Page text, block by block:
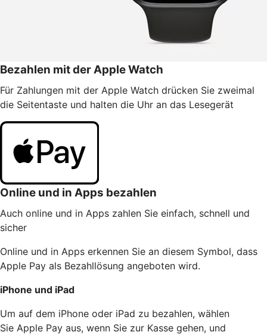
Bezahlen mit der Apple Watch
Für Zahlungen mit der Apple Watch drücken Sie zweimal
die Seitentaste und halten die Uhr an das Lesegerät
Online und in Apps bezahlen
Auch online und in Apps zahlen Sie einfach, schnell und
sicher
Online und in Apps erkennen Sie an diesem Symbol, dass
Apple Pay als Bezahllösung angeboten wird.
iPhone und iPad
Um auf dem iPhone oder iPad zu bezahlen, wählen
Sie Apple Pay aus, wenn Sie zur Kasse gehen, und